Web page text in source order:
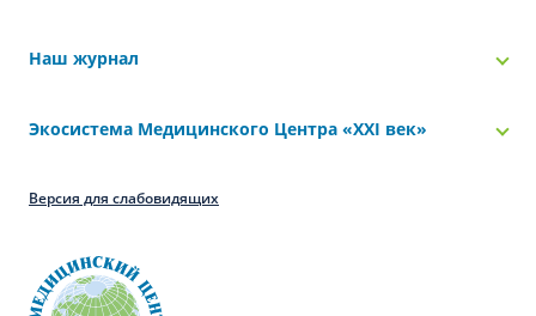
Наш журнал
Экосистема Медицинского Центра «‎XXI век»
Версия для слабовидящих